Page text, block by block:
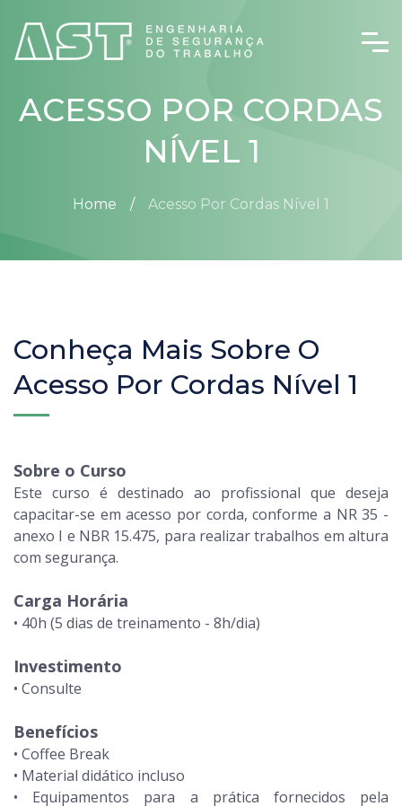
ACESSO POR CORDAS
NÍVEL 1
Home Acesso Por Cordas Nível 1
Conheça Mais Sobre O
Acesso Por Cordas Nível 1
Sobre o Curso
Este curso é destinado ao profissional que deseja
capacitar-se em acesso por corda, conforme a NR 35 -
anexo I e NBR 15.475, para realizar trabalhos em altura
com segurança.
Carga Horária
• 40h (5 dias de treinamento - 8h/dia)
Investimento
• Consulte
Benefícios
• Coffee Break
• Material didático incluso
• Equipamentos para a prática fornecidos pela